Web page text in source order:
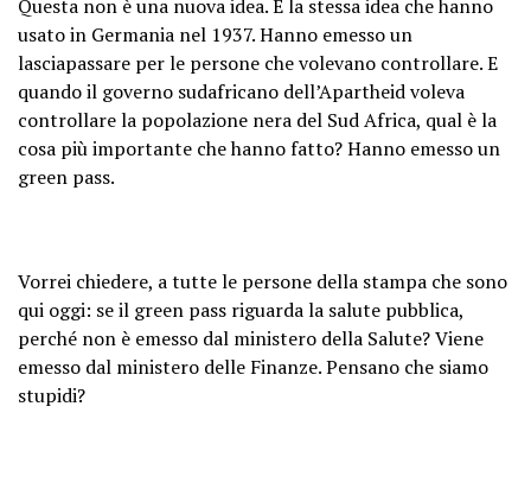
Questa non è una nuova idea. È la stessa idea che hanno
usato in Germania nel 1937. Hanno emesso un
lasciapassare per le persone che volevano controllare. E
quando il governo sudafricano dell’Apartheid voleva
controllare la popolazione nera del Sud Africa, qual è la
cosa più importante che hanno fatto? Hanno emesso un
green pass.
Vorrei chiedere, a tutte le persone della stampa che sono
qui oggi: se il green pass riguarda la salute pubblica,
perché non è emesso dal ministero della Salute? Viene
emesso dal ministero delle Finanze. Pensano che siamo
stupidi?